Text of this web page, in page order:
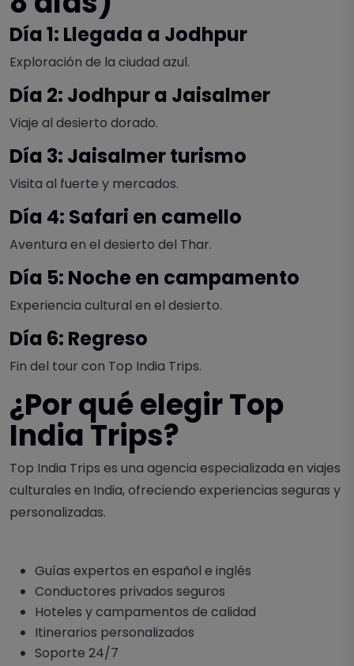
Día 1: Llegada a Jodhpur
Exploración de la ciudad azul.
Día 2: Jodhpur a Jaisalmer
Viaje al desierto dorado.
Día 3: Jaisalmer turismo
Visita al fuerte y mercados.
Día 4: Safari en camello
Aventura en el desierto del Thar.
Día 5: Noche en campamento
Experiencia cultural en el desierto.
Día 6: Regreso
Fin del tour con Top India Trips.
¿Por qué elegir Top
India Trips?
Top India Trips es una agencia especializada en viajes
culturales en India, ofreciendo experiencias seguras y
personalizadas.
Guías expertos en español e inglés
Conductores privados seguros
Hoteles y campamentos de calidad
Itinerarios personalizados
Soporte 24/7